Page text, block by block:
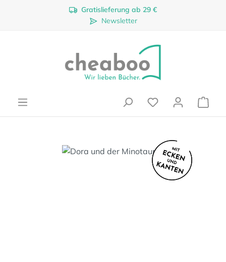
Zum Hauptinhalt springenGratislieferung ab 29 €
Newsletter
Bildergalerie überspringen